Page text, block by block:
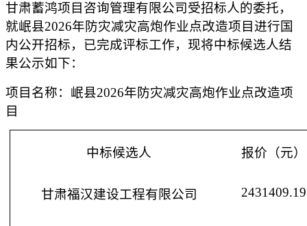
甘肃蓄鸿项目咨询管理有限公司受招标人的委托，
就岷县2026年防灾减灾高炮作业点改造项目 进行国
内公开招标，已完成评标工作，现将中标候选人结
果公示如下：
项目名称： 岷县2026年防灾减灾高炮作业点改造项
目
中标候选人 报价（元）
甘肃福汉建设工程有限公司 2431409.19